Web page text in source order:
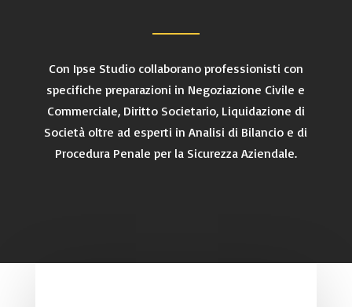
Con Ipse Studio collaborano professionisti con
specifiche preparazioni in Negoziazione Civile e
Commerciale, Diritto Societario, Liquidazione di
Società oltre ad esperti in Analisi di Bilancio e di
Procedura Penale per la Sicurezza Aziendale.